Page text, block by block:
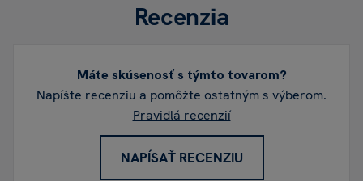
Recenzia
Máte skúsenosť s týmto tovarom?
Napíšte recenziu a pomôžte ostatným s výberom.
Pravidlá recenzií
NAPÍSAŤ RECENZIU